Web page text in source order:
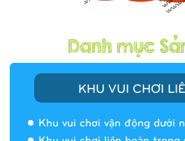
KHU VUI CHƠI
Khu vui chơi vận động dưới